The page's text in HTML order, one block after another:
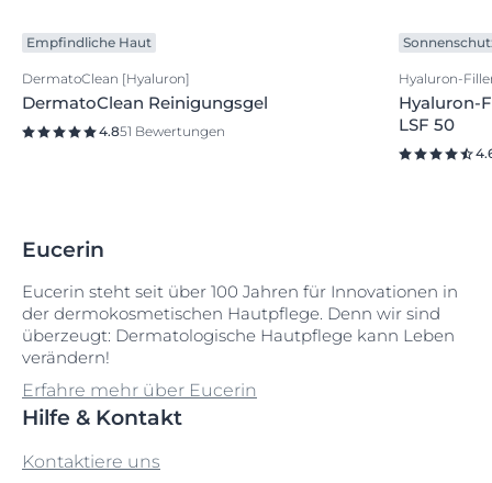
Empfindliche Haut
DermatoClean [Hyaluron]
DermatoClean Reinigungsgel
4.851 Bewertungen
Hyaluron-
Hyaluron-
LSF 50
Eucerin
Eucerin steht seit über 100 Jahren für Innovationen in
der dermokosmetischen Hautpflege. Denn wir sind
überzeugt: Dermatologische Hautpflege kann Leben
verändern!
Erfahre mehr über Eucerin
Hilfe & Kontakt
Kontaktiere uns